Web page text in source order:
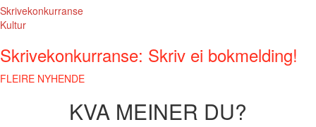
Skrivekonkurranse
Kultur
Skrivekonkurranse: Skriv ei bokmelding!
FLEIRE NYHENDE
KVA MEINER DU?